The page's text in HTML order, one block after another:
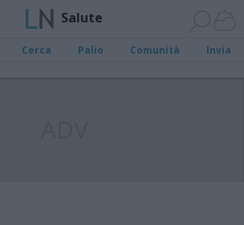
Salute
Cerca Palio Comunità Invia